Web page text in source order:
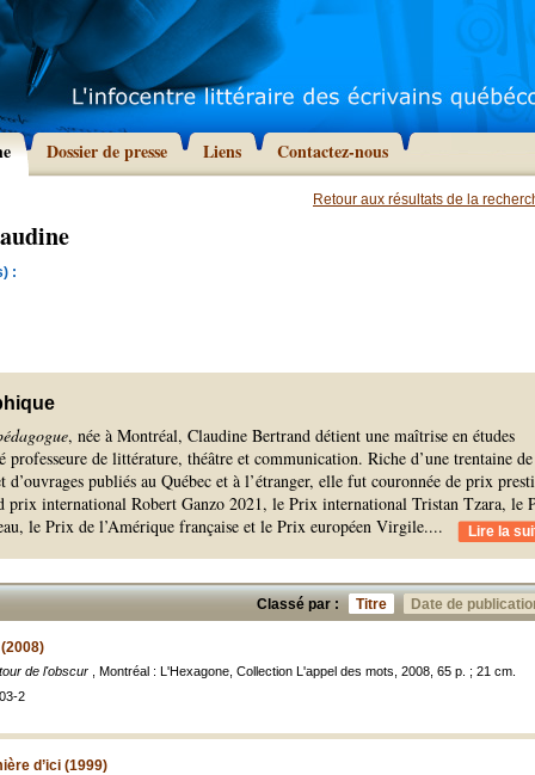
Dossier de presse Liens Contactez-nous
Retour aux résultats de la
:
, née à Montréal, Claudine Bertrand détient une maîtrise en études
professeure de littérature, théâtre et communication. Riche d’une trentaine de
d’ouvrages publiés au Québec et à l’étranger, elle fut couronnée de prix
prix international Robert Ganzo 2021, le Prix international Tristan Tzara, le
le Prix de l’Amérique française et le Prix européen Virgile.... Lire la
Classé par : Titre Date de
de l'obscur
, Montréal : L'Hexagone, Collection L'appel des mots, 2008, 65 p. ; 21 cm.
2
d’ici (1999)